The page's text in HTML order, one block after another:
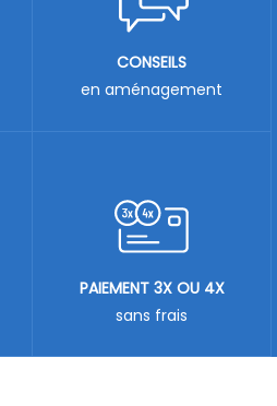
CONSEILS
en aménagement
PAIEMENT 3X OU 4X
sans frais